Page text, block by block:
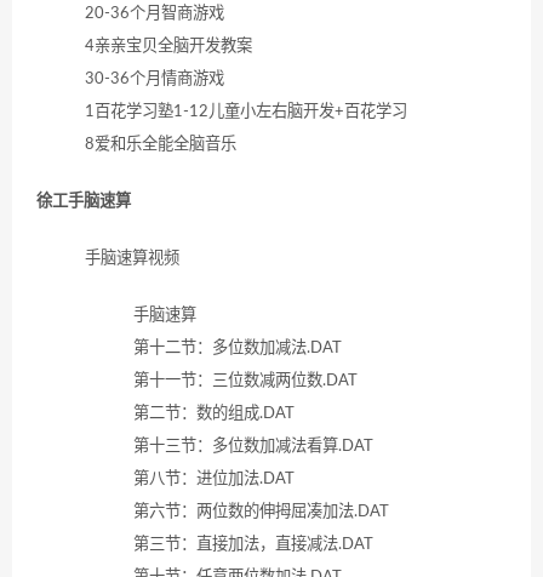
20-36个月智商游戏
4亲亲宝贝全脑开发教案
30-36个月情商游戏
1百花学习塾1-12儿童小左右脑开发+百花学习
8爱和乐全能全脑音乐
徐工手脑速算
手脑速算视频
手脑速算
第十二节：多位数加减法.DAT
第十一节：三位数减两位数.DAT
第二节：数的组成.DAT
第十三节：多位数加减法看算.DAT
第八节：进位加法.DAT
第六节：两位数的伸拇屈凑加法.DAT
第三节：直接加法，直接减法.DAT